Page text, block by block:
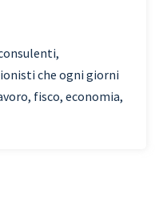
che ogni giorni
fisco, economia,